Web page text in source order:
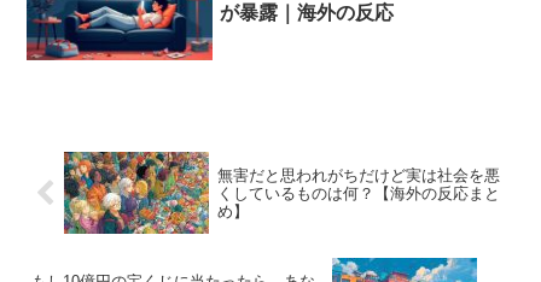
が暴露｜海外の反応
無害だと思われがちだけど実は社会を悪
くしているものは何？【海外の反応まと
め】